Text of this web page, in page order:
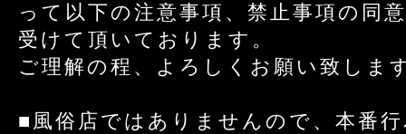
って以下の注意事項、禁止事項の同
受けて頂いております。
ご理解の程、よろしくお願い致しま
■風俗店ではありませんので、本番